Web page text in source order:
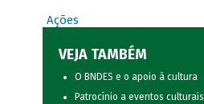
Ações
VEJA TAMBÉM
O BNDES e o apoio à cultura
Patrocínio a eventos culturais